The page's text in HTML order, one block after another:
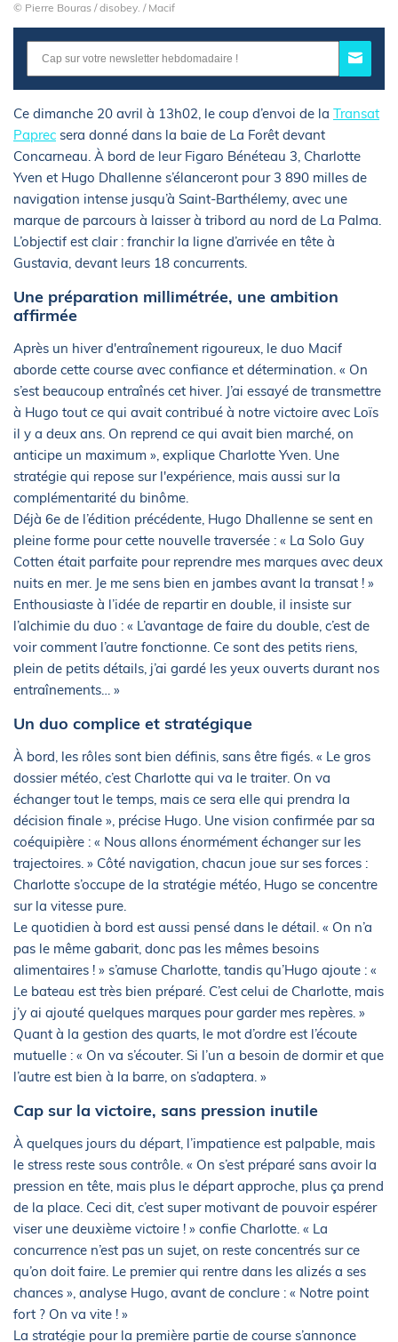
© Pierre Bouras / disobey. / Macif
Ce dimanche 20 avril à 13h02, le coup d’envoi de la Transat
Paprec sera donné dans la baie de La Forêt devant
Concarneau. À bord de leur Figaro Bénéteau 3, Charlotte
Yven et Hugo Dhallenne s’élanceront pour 3 890 milles de
navigation intense jusqu’à Saint-Barthélemy, avec une
marque de parcours à laisser à tribord au nord de La Palma.
L’objectif est clair : franchir la ligne d’arrivée en tête à
Gustavia, devant leurs 18 concurrents.
Une préparation millimétrée, une ambition
affirmée
Après un hiver d'entraînement rigoureux, le duo Macif
aborde cette course avec confiance et détermination. « On
s’est beaucoup entraînés cet hiver. J’ai essayé de transmettre
à Hugo tout ce qui avait contribué à notre victoire avec Loïs
il y a deux ans. On reprend ce qui avait bien marché, on
anticipe un maximum », explique Charlotte Yven. Une
stratégie qui repose sur l'expérience, mais aussi sur la
complémentarité du binôme.
Déjà 6e de l’édition précédente, Hugo Dhallenne se sent en
pleine forme pour cette nouvelle traversée : « La Solo Guy
Cotten était parfaite pour reprendre mes marques avec deux
nuits en mer. Je me sens bien en jambes avant la transat ! »
Enthousiaste à l’idée de repartir en double, il insiste sur
l’alchimie du duo : « L’avantage de faire du double, c’est de
voir comment l’autre fonctionne. Ce sont des petits riens,
plein de petits détails, j’ai gardé les yeux ouverts durant nos
entraînements… »
Un duo complice et stratégique
À bord, les rôles sont bien définis, sans être figés. « Le gros
dossier météo, c’est Charlotte qui va le traiter. On va
échanger tout le temps, mais ce sera elle qui prendra la
décision finale », précise Hugo. Une vision confirmée par sa
coéquipière : « Nous allons énormément échanger sur les
trajectoires. » Côté navigation, chacun joue sur ses forces :
Charlotte s’occupe de la stratégie météo, Hugo se concentre
sur la vitesse pure.
Le quotidien à bord est aussi pensé dans le détail. « On n’a
pas le même gabarit, donc pas les mêmes besoins
alimentaires ! » s’amuse Charlotte, tandis qu’Hugo ajoute : «
Le bateau est très bien préparé. C’est celui de Charlotte, mais
j’y ai ajouté quelques marques pour garder mes repères. »
Quant à la gestion des quarts, le mot d’ordre est l’écoute
mutuelle : « On va s’écouter. Si l’un a besoin de dormir et que
l’autre est bien à la barre, on s’adaptera. »
Cap sur la victoire, sans pression inutile
À quelques jours du départ, l’impatience est palpable, mais
le stress reste sous contrôle. « On s’est préparé sans avoir la
pression en tête, mais plus le départ approche, plus ça prend
de la place. Ceci dit, c’est super motivant de pouvoir espérer
viser une deuxième victoire ! » confie Charlotte. « La
concurrence n’est pas un sujet, on reste concentrés sur ce
qu’on doit faire. Le premier qui rentre dans les alizés a ses
chances », analyse Hugo, avant de conclure : « Notre point
fort ? On va vite ! »
La stratégie pour la première partie de course s’annonce